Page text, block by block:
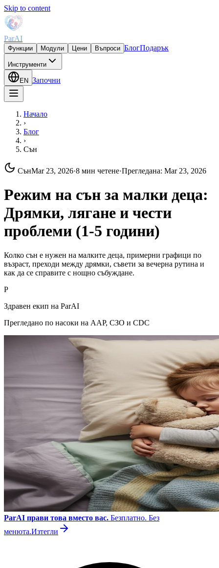
Skip to content
ParAI
Функции Модули Цени Въпроси БлогПодарък
Инструменти
EN Започни
Начало
›
Блог
›
Сън
СънMar 23, 2026·8 мин четене·Прегледана: Mar 23, 2026
Режим на сън за малки деца:
Дрямки, лягане и чести
проблеми (1-5 години)
Колко сън е нужен на малките деца, примерни графици по
възраст, преходи между дрямки, съвети за вечерна рутина и
как да се справите с нощно събуждане.
P
Здравен екип на ParAI
Прегледано по насоки на AAP, СЗО и CDC
ParAI прави това вместо вас. Безплатно. Без
менюта.Изтегли